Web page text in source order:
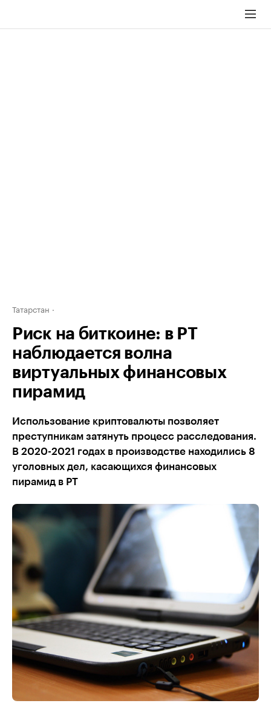
Татарстан
Риск на биткоине: в РТ
наблюдается волна
виртуальных финансовых
пирамид
Использование криптовалюты позволяет
преступникам затянуть процесс расследования.
В 2020-2021 годах в производстве находились 8
уголовных дел, касающихся финансовых
пирамид в РТ